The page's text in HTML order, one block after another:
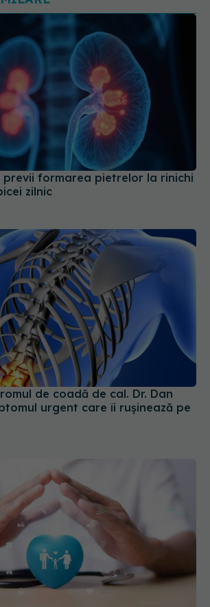
zilnic
urgent care îi rușinează pe
date exacte despre numărul
după 1 septembrie 2025